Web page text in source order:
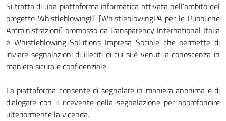
Si tratta di una piattaforma informatica attivata nell’ambito del
progetto WhistleblowingIT [WhistleblowingPA per le Pubbliche
Amministrazioni] promosso da Transparency International Italia
e Whistleblowing Solutions Impresa Sociale che permette di
inviare segnalazioni di illeciti di cui si è venuti a conoscenza in
maniera sicura e confidenziale.
La piattaforma consente di segnalare in maniera anonima e di
dialogare con il ricevente della segnalazione per approfondire
ulteriormente la vicenda.